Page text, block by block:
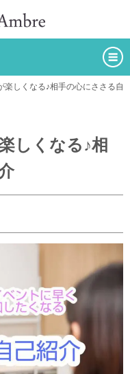
楽しくなる♪相手の心にささる自
しくなる♪相